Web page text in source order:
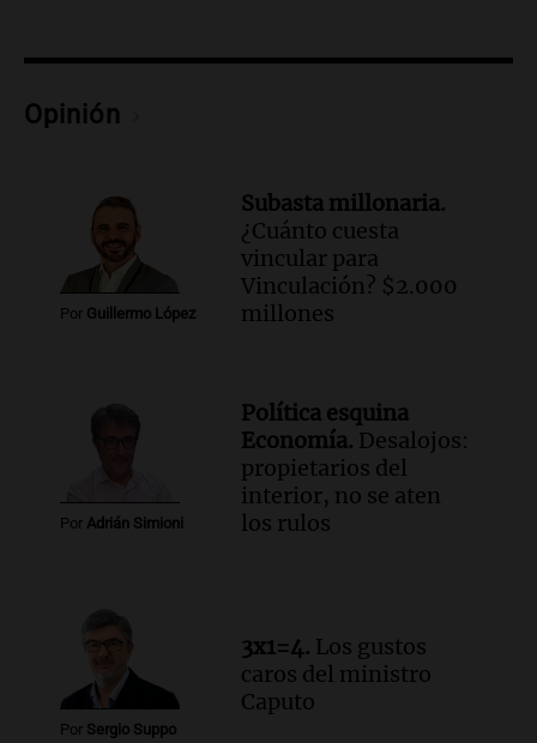
Noticias Rosario
compras de Antonella: bromas en
Rosario.
Ahora país
Episodios
Audio.José Roccuzzo, cortes de carne y
Episodios
Audio. Luciano Cáceres llega a Córdoba a
presentar “Paraíso”, una obra que
cuestiona certezas masculinas
Amamos Argentina
Opinión
Por Guillermo López
Subasta millonaria.
¿Cuánto cuesta
vincular para
Vinculación? $2.000
millones
Por Adrián Simioni
Política esquina
Economía. Desalojos:
propietarios del
interior, no se aten
los rulos
Por Sergio Suppo
3x1=4. Los gustos
caros del ministro
Caputo